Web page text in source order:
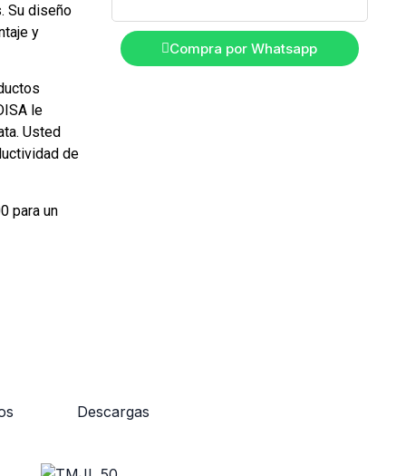
Su diseño
y
le
Usted
de
para un
Compra por Whatsapp
Descargas